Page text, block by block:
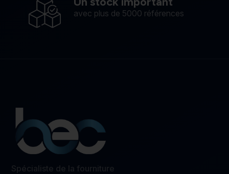
avec plus de 5000 références
Spécialiste de la fourniture